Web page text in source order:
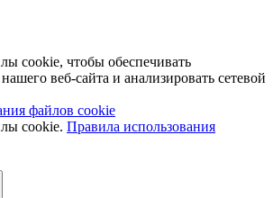
cookie, чтобы обеспечивать
веб-сайта и анализировать сетевой
файлов cookie
cookie. Правила использования